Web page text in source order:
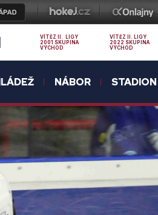
VÍTĚZ II. LIGY
2001 SKUPINA
VÝCHOD
VÍTĚZ II. LIGY
2022 SKUPINA
VÝCHOD
NÁBOR STADION